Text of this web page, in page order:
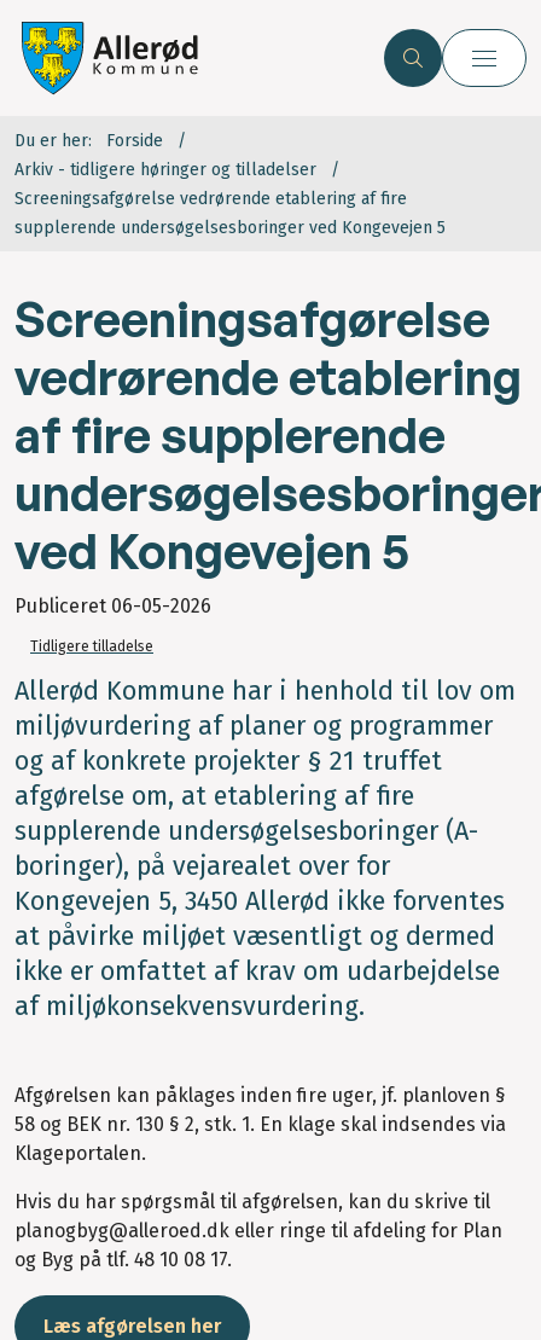
Du er her:
Forside
Arkiv - tidligere høringer og tilladelser
Screeningsafgørelse vedrørende etablering af fire
supplerende undersøgelsesboringer ved Kongevejen 5
Screeningsafgørelse
vedrørende etablering
af fire supplerende
ved Kongevejen 5
Publiceret 06-05-2026
Tidligere tilladelse
Allerød Kommune har i henhold til lov om
miljøvurdering af planer og programmer
og af konkrete projekter § 21 truffet
afgørelse om, at etablering af fire
supplerende undersøgelsesboringer (A-
boringer), på vejarealet over for
Kongevejen 5, 3450 Allerød ikke forventes
at påvirke miljøet væsentligt og dermed
ikke er omfattet af krav om udarbejdelse
af miljøkonsekvensvurdering.
Afgørelsen kan påklages inden fire uger, jf. planloven §
58 og BEK nr. 130 § 2, stk. 1. En klage skal indsendes via
Klageportalen.
Hvis du har spørgsmål til afgørelsen, kan du skrive til
planogbyg@alleroed.dk eller ringe til afdeling for Plan
og Byg på tlf. 48 10 08 17.
Læs afgørelsen her